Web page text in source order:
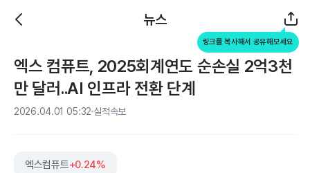
뉴스
링크를 복사해서 공유해보세요
엑스 컴퓨트, 2025회계연도 순손실 2억3천
만 달러..AI 인프라 전환 단계
2026.04.01 05:32 실적속보
엑스컴퓨트+0.24%